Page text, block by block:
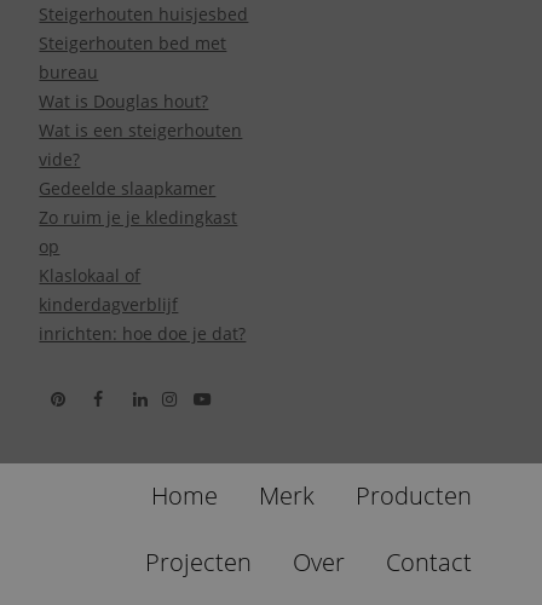
Steigerhouten huisjesbed
Steigerhouten bed met
bureau
Wat is Douglas hout?
Wat is een steigerhouten
vide?
Gedeelde slaapkamer
Zo ruim je je kledingkast
op
Klaslokaal of
kinderdagverblijf
inrichten: hoe doe je dat?
Home Merk Producten
Projecten Over Contact